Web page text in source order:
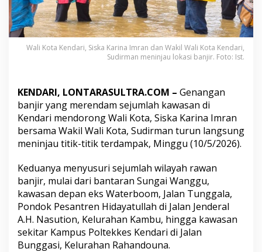
,
W
a
l
i
K
a
K
e
n
d
a
P
a
s
t
k
a
n
Wali Kota Kendari, Siska Karina Imran dan Wakil Wali Kota Kendari,
Sudirman meninjau lokasi banjir. Foto: Ist.
KENDARI, LONTARASULTRA.COM – Genangan
banjir yang merendam sejumlah kawasan di
Kendari mendorong Wali Kota, Siska Karina Imran
bersama Wakil Wali Kota, Sudirman turun langsung
meninjau titik-titik terdampak, Minggu (10/5/2026).
Keduanya menyusuri sejumlah wilayah rawan
banjir, mulai dari bantaran Sungai Wanggu,
kawasan depan eks Waterboom, Jalan Tunggala,
Pondok Pesantren Hidayatullah di Jalan Jenderal
A.H. Nasution, Kelurahan Kambu, hingga kawasan
sekitar Kampus Poltekkes Kendari di Jalan
Bunggasi, Kelurahan Rahandouna.